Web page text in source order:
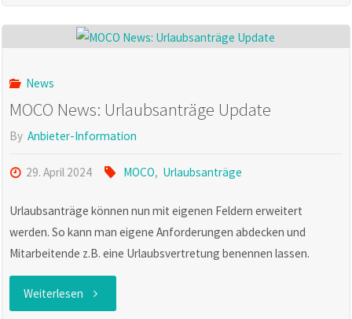
Kreditkarten-
News
MOCO News: Urlaubsanträge Update
By Anbieter-Information
29. April 2024 MOCO, Urlaubsanträge
Urlaubsanträge können nun mit eigenen Feldern erweitert
werden. So kann man eigene Anforderungen abdecken und
Mitarbeitende z.B. eine Urlaubsvertretung benennen lassen.
Weiterlesen "MOCO